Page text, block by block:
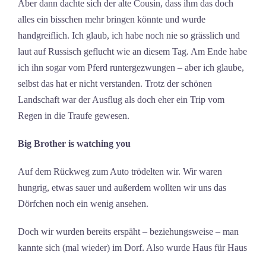
Aber dann dachte sich der alte Cousin, dass ihm das doch
alles ein bisschen mehr bringen könnte und wurde
handgreiflich. Ich glaub, ich habe noch nie so grässlich und
laut auf Russisch geflucht wie an diesem Tag. Am Ende habe
ich ihn sogar vom Pferd runtergezwungen – aber ich glaube,
selbst das hat er nicht verstanden. Trotz der schönen
Landschaft war der Ausflug als doch eher ein Trip vom
Regen in die Traufe gewesen.
Big Brother is watching you
Auf dem Rückweg zum Auto trödelten wir. Wir waren
hungrig, etwas sauer und außerdem wollten wir uns das
Dörfchen noch ein wenig ansehen.
Doch wir wurden bereits erspäht – beziehungsweise – man
kannte sich (mal wieder) im Dorf. Also wurde Haus für Haus